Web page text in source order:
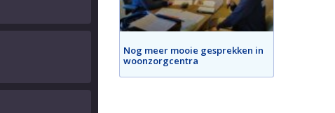
Nog meer mooie gesprekken in
woonzorgcentra